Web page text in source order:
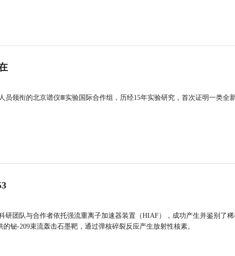
员领衔的北京谱仪Ⅲ实验国际合作组，历经15年实验研究，首次证明一类全
研团队与合作者依托强流重离子加速器装置（HIAF），成功产生并鉴别了
铋-209束流轰击石墨靶，通过弹核碎裂反应产生放射性核素。